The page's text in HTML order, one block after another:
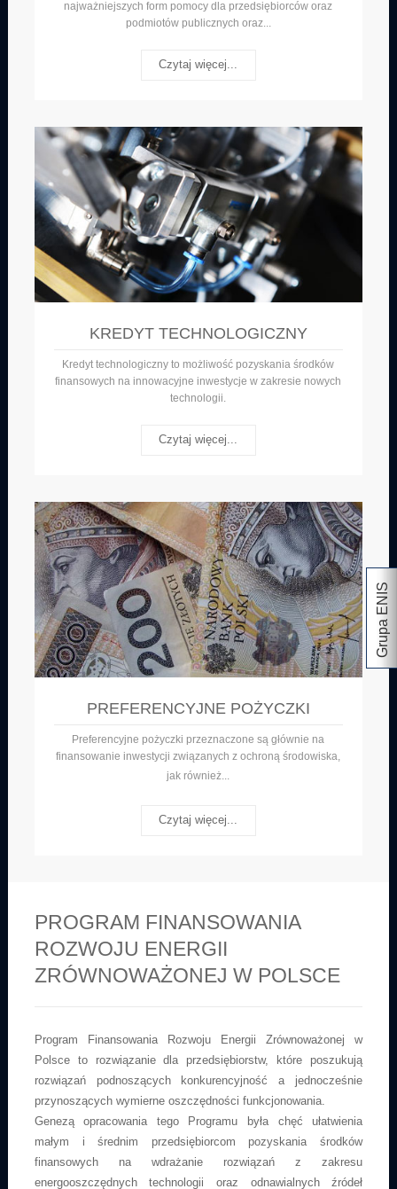
Grupa ENIS
najważniejszych form pomocy dla przedsiębiorców oraz
podmiotów publicznych oraz...
Czytaj więcej...
KREDYT TECHNOLOGICZNY
Kredyt technologiczny to możliwość pozyskania środków
finansowych na innowacyjne inwestycje w zakresie nowych
technologii.
Czytaj więcej...
PREFERENCYJNE POŻYCZKI
Preferencyjne pożyczki przeznaczone są głównie na
finansowanie inwestycji związanych z ochroną środowiska,
jak również
Czytaj więcej...
PROGRAM FINANSOWANIA
ROZWOJU ENERGII
ZRÓWNOWAŻONEJ W POLSCE
Program Finansowania Rozwoju Energii Zrównoważonej w
Polsce to rozwiązanie dla przedsiębiorstw, które poszukują
rozwiązań podnoszących konkurencyjność a jednocześnie
przynoszących wymierne oszczędności funkcjonowania.
Genezą opracowania tego Programu była chęć ułatwienia
małym i średnim przedsiębiorcom pozyskania środków
finansowych na wdrażanie rozwiązań z zakresu
energooszczędnych technologii oraz odnawialnych źródeł